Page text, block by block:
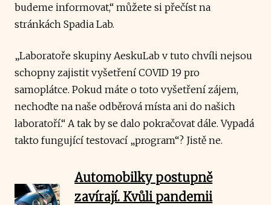
budeme informovat,“ můžete si přečíst na
stránkách Spadia Lab.
„Laboratoře skupiny AeskuLab v tuto chvíli nejsou
schopny zajistit vyšetření COVID 19 pro
samoplátce. Pokud máte o toto vyšetření zájem,
nechoďte na naše odběrová místa ani do našich
laboratoří.“ A tak by se dalo pokračovat dále. Vypadá
takto fungující testovací „program“? Jistě ne.
Automobilky postupně
zavírají. Kvůli pandemii